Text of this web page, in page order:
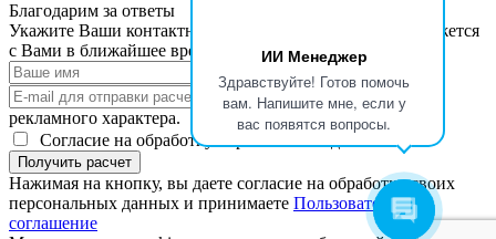
ИИ Менеджер
Здравствуйте! Готов помочь
вам. Напишите мне, если у
вас появятся вопросы.
Благодарим за ответы
Укажите Ваши контактные данные, наш специалист свяжется
с Вами в ближайшее время
Согласен на рассылку
рекламного характера.
Согласие на обработку персональных данных.
Получить расчет
Нажимая на кнопку, вы даете согласие на обработку своих
персональных данных и принимаете Пользовательское
соглашение